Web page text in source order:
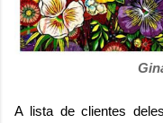
A lista de clientes